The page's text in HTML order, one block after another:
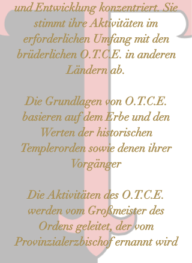
und Entwicklung konzentriert. Sie
stimmt ihre Aktivitäten im
erforderlichen Umfang mit den
brüderlichen O.T.C.E. in anderen
Ländern ab.
Die Grundlagen von O.T.C.E.
basieren auf dem Erbe und den
Werten der historischen
Templerorden sowie denen ihrer
Vorgänger
Die Aktivitäten des O.T.C.E.
werden vom Großmeister des
Ordens geleitet, der vom
Provinzialerzbischof ernannt wird